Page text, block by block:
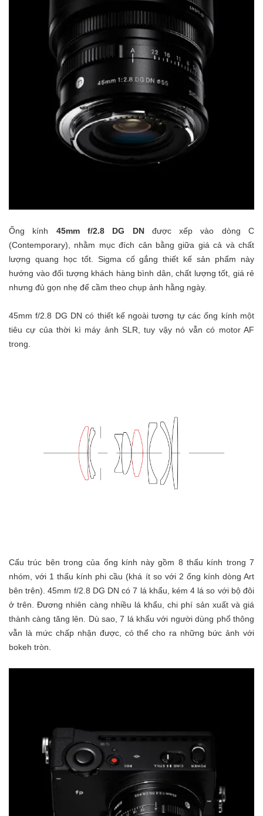
Ống kính 45mm f/2.8 DG DNđược xếp vào dòng C
(Contemporary), nhằm mục đích cân bằng giữa giá cả và chất
lượng quang học tốt. Sigma cố gắng thiết kế sản phẩm này
hướng vào đối tượng khách hàng bình dân, chất lượng tốt, giá rẻ
nhưng đủ gọn nhẹ để cầm theo chụp ảnh hằng ngày.
45mm f/2.8 DG DN có thiết kế ngoài tương tự các ống kính một
tiêu cự của thời kì máy ảnh SLR, tuy vậy nó vẫn có motor AF
trong.
Cấu trúc bên trong của ống kính này gồm 8 thấu kính trong 7
nhóm, với 1 thấu kính phi cầu (khá ít so với 2 ống kính dòng Art
bên trên). 45mm f/2.8 DG DN có 7 lá khẩu, kém 4 lá so với bộ đôi
ở trên. Đương nhiên càng nhiều lá khẩu, chi phí sản xuất và giá
thành càng tăng lên. Dù sao, 7 lá khẩu với người dùng phổ thông
vẫn là mức chấp nhận được, có thể cho ra những bức ảnh với
bokeh tròn.